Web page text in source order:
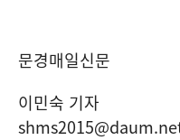
문경매일신문
이민숙 기자